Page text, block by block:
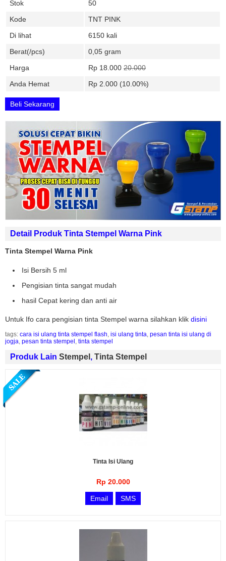
Stok
50
Kode
TNT PINK
Di lihat
6150 kali
Berat(/pcs)
0,05 gram
Harga
Rp 18.000 20.000
Anda Hemat
Rp 2.000 (10.00%)
Beli Sekarang
Detail Produk Tinta Stempel Warna Pink
Tinta Stempel Warna Pink
Isi Bersih 5 ml
Pengisian tinta sangat mudah
hasil Cepat kering dan anti air
Untuk Ifo cara pengisian tinta Stempel warna silahkan klik disini
tags: cara isi ulang tinta stempel flash isi ulang tinta pesan tinta isi ulang di
jogja pesan tinta stempel tinta stempel
Produk Lain Stempel , Tinta Stempel
Tinta Isi Ulang
Rp 20.000
Email SMS